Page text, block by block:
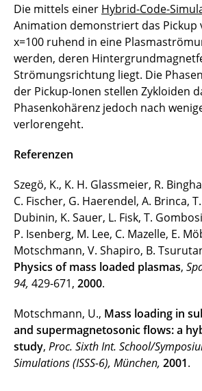
Die mittels einer Hybrid-Code-
Animation demonstriert das Pickup
x=100 ruhend in eine
werden, deren
Strömungsrichtung liegt. Die
der Pickup-Ionen stellen Zykloiden
Phasenkohärenz jedoch nach
verlorengeht.
Referenzen
Szegö, K., K. H. Glassmeier, R.
C. Fischer, G. Haerendel, A. Brinca,
Dubinin, K. Sauer, L. Fisk, T.
P. Isenberg, M. Lee, C. Mazelle, E.
Motschmann, V. Shapiro, B.
Physics of mass loaded plasmas,
94, 429-671, 2000.
Motschmann, U., Mass loading in
and supermagnetosonic flows: a
study, Proc. Sixth Int. School/
Simulations (ISSS-6), München, 2001.